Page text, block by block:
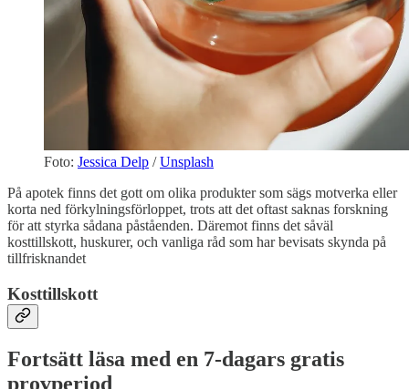
Foto: Jessica Delp /Unsplash
På apotek finns det gott om olika produkter som sägs motverka eller
korta ned förkylningsförloppet, trots att det oftast saknas forskning
för att styrka sådana påståenden. Däremot finns det såväl
kosttillskott, huskurer, och vanliga råd som har bevisats skynda på
tillfrisknandet
Kosttillskott
Fortsätt läsa med en 7-dagars gratis
provperiod